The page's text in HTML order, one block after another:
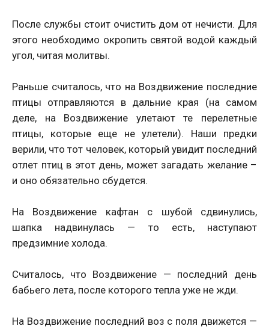
После службы стоит очистить дом от нечисти. Для
этого необходимо окропить святой водой каждый
угол, читая молитвы.
Раньше считалось, что на Воздвижение последние
птицы отправляются в дальние края (на самом
деле, на Воздвижение улетают те перелетные
птицы, которые еще не улетели). Наши предки
верили, что тот человек, который увидит последний
отлет птиц в этот день, может загадать желание –
и оно обязательно сбудется.
На Воздвижение кафтан с шубой сдвинулись,
шапка надвинулась — то есть, наступают
предзимние холода.
Считалось, что Воздвижение — последний день
бабьего лета, после которого тепла уже не жди.
На Воздвижение последний воз с поля движется —